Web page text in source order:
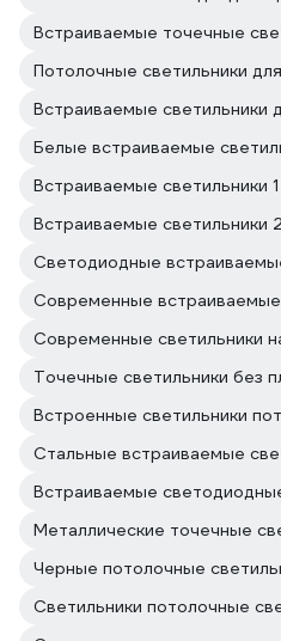
Белые встраиваемые
Встраиваемые светильники 1
Встраиваемые светильники
Светодиодные
Современные встраиваемые
Современные светильники
Точечные светильники без
Встроенные светильники
Стальные встраиваемые
Встраиваемые
Металлические точечные
Черные потолочные
Светильники потолочные